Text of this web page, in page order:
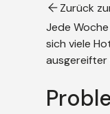
Zurück
Jede
sich viele
ausgereifter